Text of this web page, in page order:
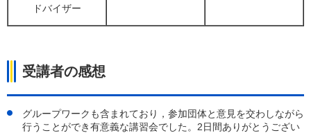
ドバイザー
受講者の感想
グループワークも含まれており，参加団体と意見を交わしながら
行うことができ有意義な講習会でした。2日間ありがとうござい